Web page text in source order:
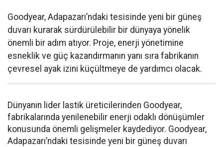
Goodyear, Adapazarı’ndaki tesisinde yeni bir güneş
duvarı kurarak sürdürülebilir bir dünyaya yönelik
önemli bir adım atıyor. Proje, enerji yönetimine
esneklik ve güç kazandırmanın yanı sıra fabrikanın
çevresel ayak izini küçültmeye de yardımcı olacak.
Dünyanın lider lastik üreticilerinden Goodyear,
fabrikalarında yenilenebilir enerji odaklı dönüşümler
konusunda önemli gelişmeler kaydediyor. Goodyear,
Adapazarı’ndaki tesisinde yeni bir güneş duvarı